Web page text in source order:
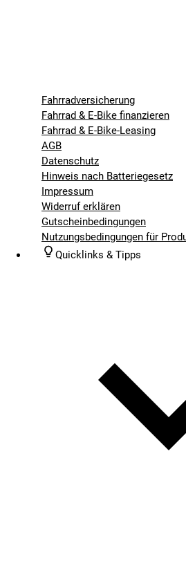
Fahrradversicherung
Fahrrad & E-Bike finanzieren
Fahrrad & E-Bike-Leasing
AGB
Datenschutz
Hinweis nach Batteriegesetz
Impressum
Widerruf erklären
Gutscheinbedingungen
Nutzungsbedingungen für
Quicklinks & Tipps